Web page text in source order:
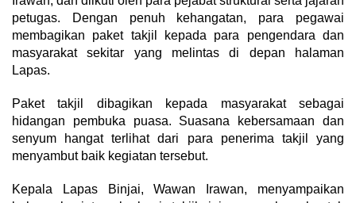
petugas. Dengan penuh kehangatan, para pegawai
membagikan paket takjil kepada para pengendara dan
masyarakat sekitar yang melintas di depan halaman
Lapas.
Paket takjil dibagikan kepada masyarakat sebagai
hidangan pembuka puasa. Suasana kebersamaan dan
senyum hangat terlihat dari para penerima takjil yang
menyambut baik kegiatan tersebut.
Kepala Lapas Binjai, Wawan Irawan, menyampaikan